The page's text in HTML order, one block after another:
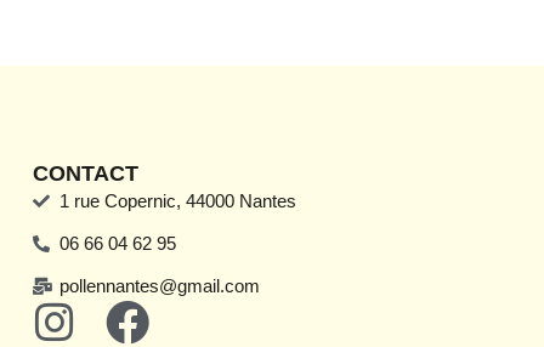
CONTACT
1 rue Copernic, 44000 Nantes
06 66 04 62 95
pollennantes@gmail.com
I
F